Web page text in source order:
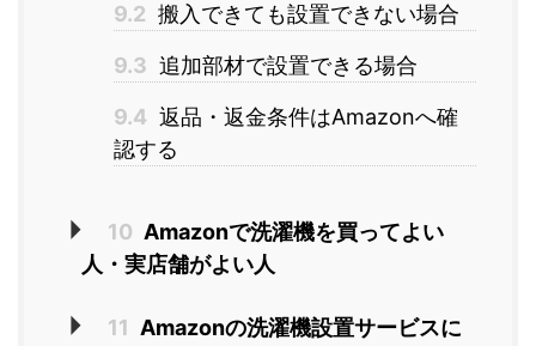
9.2 搬入できても設置できない場合
9.3 追加部材で設置できる場合
9.4 返品・返金条件はAmazonへ確
認する
10 Amazonで洗濯機を買ってよい
人・実店舗がよい人
11 Amazonの洗濯機設置サービスに